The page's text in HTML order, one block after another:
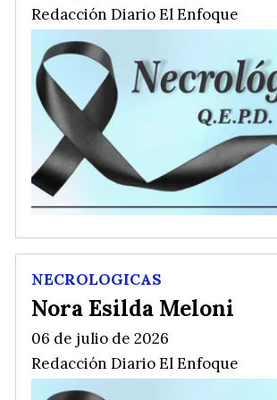
Redacción Diario El Enfoque
Nora Esilda Meloni
Redacción Diario El Enfoque
NECROLOGICAS
06 de julio de 2026